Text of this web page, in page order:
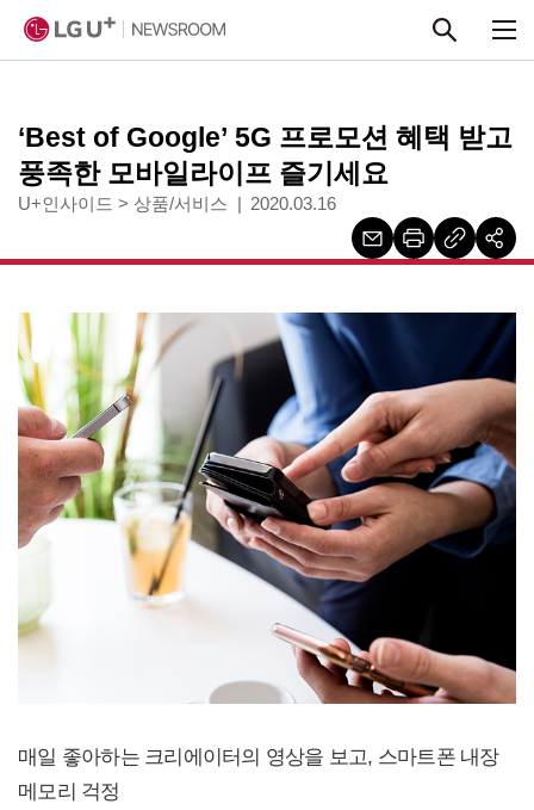
‘Best of Google’ 5G 프로모션 혜택 받고
풍족한 모바일라이프 즐기세요
U+인사이드 > 상품/서비스 2020.03.16
매일 좋아하는 크리에이터의 영상을 보고, 스마트폰 내장
메모리 걱정